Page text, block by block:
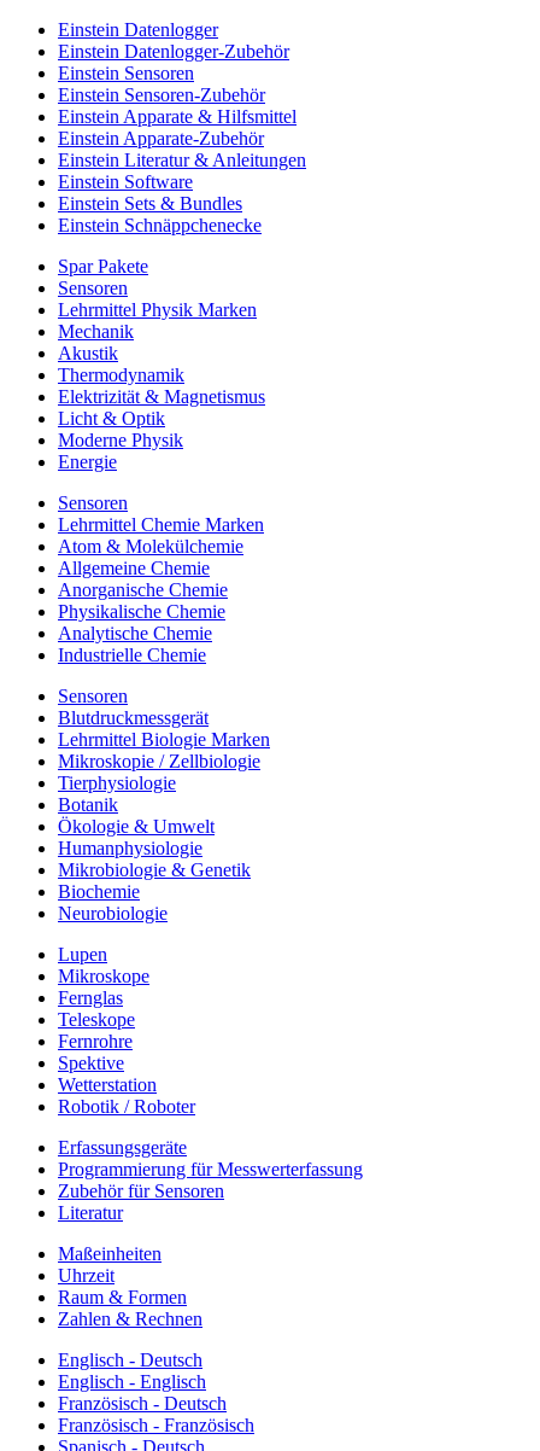
Einstein Datenlogger
Einstein Datenlogger-Zubehör
Einstein Sensoren
Einstein Sensoren-Zubehör
Einstein Apparate & Hilfsmittel
Einstein Apparate-Zubehör
Einstein Literatur & Anleitungen
Einstein Software
Einstein Sets & Bundles
Einstein Schnäppchenecke
Spar Pakete
Sensoren
Lehrmittel Physik Marken
Mechanik
Akustik
Thermodynamik
Elektrizität & Magnetismus
Licht & Optik
Moderne Physik
Energie
Sensoren
Lehrmittel Chemie Marken
Atom & Molekülchemie
Allgemeine Chemie
Anorganische Chemie
Physikalische Chemie
Analytische Chemie
Industrielle Chemie
Sensoren
Blutdruckmessgerät
Lehrmittel Biologie Marken
Mikroskopie / Zellbiologie
Tierphysiologie
Botanik
Ökologie & Umwelt
Humanphysiologie
Mikrobiologie & Genetik
Biochemie
Neurobiologie
Lupen
Mikroskope
Fernglas
Teleskope
Fernrohre
Spektive
Wetterstation
Robotik / Roboter
Erfassungsgeräte
Programmierung für Messwerterfassung
Zubehör für Sensoren
Literatur
Maßeinheiten
Uhrzeit
Raum & Formen
Zahlen & Rechnen
Englisch - Deutsch
Englisch - Englisch
Französisch - Deutsch
Französisch - Französisch
Spanisch - Deutsch